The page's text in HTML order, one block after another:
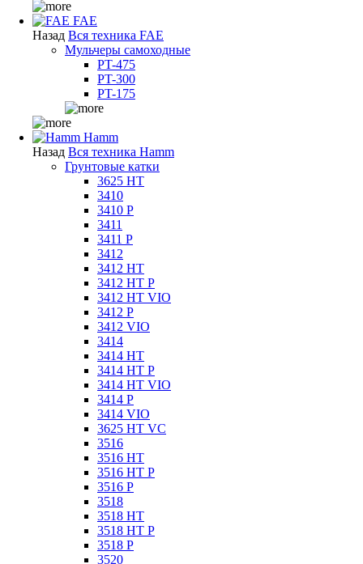
FAE
Назад Вся техника FAE
Мульчеры самоходные
PT-475
PT-300
PT-175
Hamm
Назад Вся техника Hamm
Грунтовые катки
3625 HT
3410
3410 P
3411
3411 P
3412
3412 HT
3412 HT P
3412 HT VIO
3412 P
3412 VIO
3414
3414 HT
3414 HT P
3414 HT VIO
3414 P
3414 VIO
3625 HT VC
3516
3516 HT
3516 HT P
3516 P
3518
3518 HT
3518 HT P
3518 P
3520